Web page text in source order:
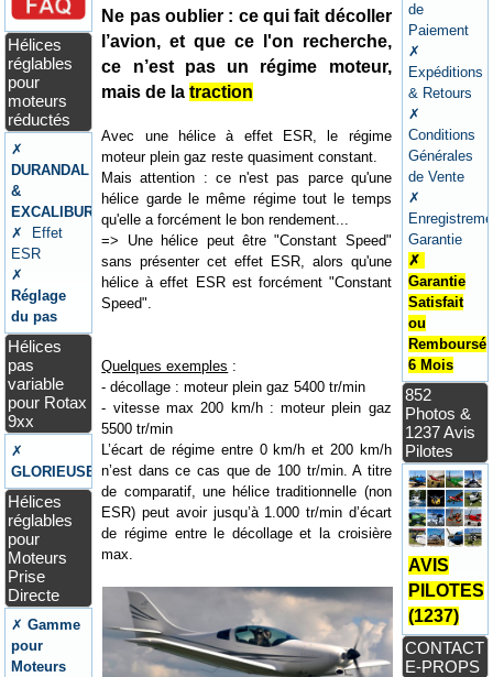
Hélices
réglables
pour
moteurs
réductés
✗
DURANDAL
&
EXCALIBUR
✗ Effet
ESR
✗
Réglage
du pas
Hélices
pas
variable
pour Rotax
9xx
✗
GLORIEUSE
Hélices
réglables
pour
Moteurs
Prise
Directe
✗Gamme
pour
Moteurs
Ne pas oublier : ce qui fait décoller
l’avion, et que ce l'on recherche,
ce n’est pas un régime moteur,
mais de latraction
Avec une hélice à effet ESR, le régime
moteur plein gaz reste quasiment constant.
Mais attention : ce n'est pas parce qu'une
hélice garde le même régime tout le temps
qu'elle a forcément le bon rendement...
=> Une hélice peut être "Constant Speed"
sans présenter cet effet ESR, alors qu'une
hélice à effet ESR est forcément "Constant
Speed".
Quelques exemples :
- décollage : moteur plein gaz 5400 tr/min
- vitesse max 200 km/h : moteur plein gaz
5500 tr/min
L’écart de régime entre 0 km/h et 200 km/h
n’est dans ce cas que de 100 tr/min. A titre
de comparatif, une hélice traditionnelle (non
ESR) peut avoir jusqu’à 1.000 tr/min d’écart
de régime entre le décollage et la croisière
max.
de
Paiement
✗
Expéditions
& Retours
✗
Conditions
Générales
de Vente
✗
Garantie
✗
Garantie
Satisfait
ou
Remboursé
6 Mois
852
Photos &
1237 Avis
Pilotes
AVIS
PILOTES
(1237)
CONTACT
E-PROPS